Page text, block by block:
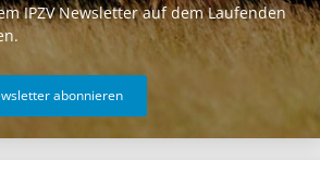
IPZV Newsletter auf dem Laufenden
abonnieren